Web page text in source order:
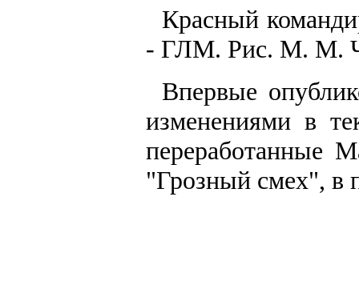
Красный
- ГЛМ. Рис. М. М.
Впервые
изменениями в
переработанные
"Грозный смех", в